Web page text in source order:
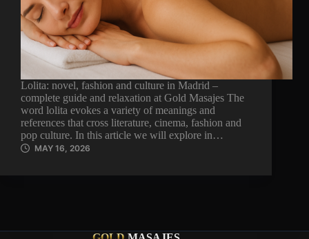
Lolita: novel, fashion and culture in Madrid –
complete guide and relaxation at Gold Masajes The
word lolita evokes a variety of meanings and
references that cross literature, cinema, fashion and
pop culture. In this article we will explore in…
MAY 16, 2026